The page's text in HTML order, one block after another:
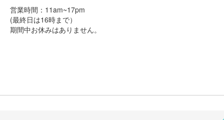
営業時間：11am~17pm
(最終日は16時まで）
期間中お休みはありません。